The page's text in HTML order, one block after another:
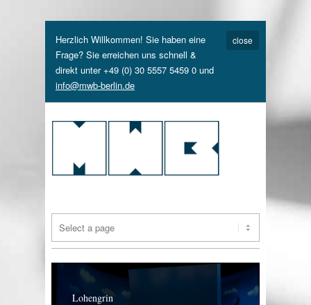
Herzlich Willkommen! Sie haben eine
Frage? Sie erreichen uns schnell &
direkt unter +49 (0) 30 5557 5459 0 und
info@mwb-berlin.de
close
Lohengrin